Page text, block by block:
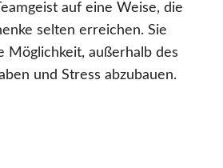
auf eine Weise, die
selten erreichen. Sie
Möglichkeit, außerhalb des
und Stress abzubauen.